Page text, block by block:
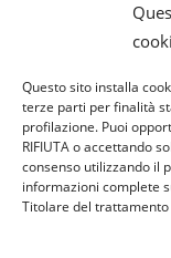
Questo sito installa
terze parti per finalità
profilazione. Puoi
RIFIUTA o accettando
consenso utilizzando il
informazioni complete
Titolare del trattamento
Sostieni
Famiglie